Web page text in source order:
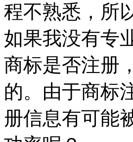
程不熟悉，所
如果我没有专
商标是否注册
的。由于商标
册信息有可能